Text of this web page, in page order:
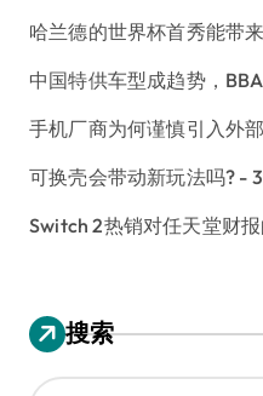
哈兰德的世界杯首秀能带
中国特供车型成趋势，
手机厂商为何谨慎引入外
可换壳会带动新玩法吗? -
Switch 2热销对任天堂财
搜索